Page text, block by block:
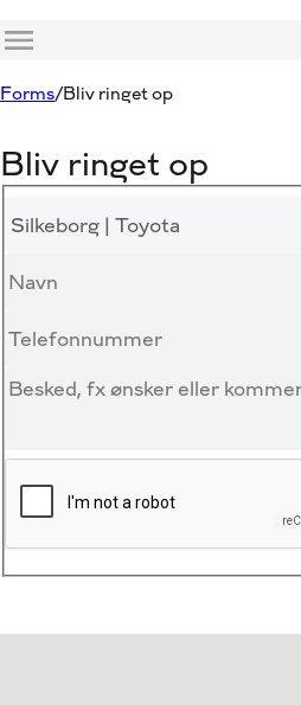
Menu
Forms Bliv ringet op
Bliv ringet op